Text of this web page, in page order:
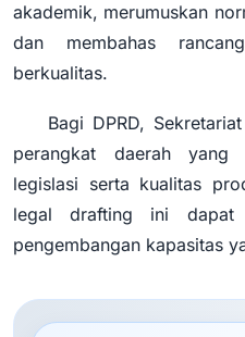
akademik, merumuskan
dan membahas
berkualitas.
Bagi DPRD,
perangkat daerah yang
legislasi serta kualitas
legal drafting ini dapat
pengembangan kapasitas